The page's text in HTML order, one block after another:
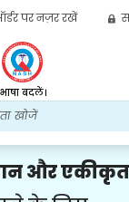
पर नज़र रखें
बदलें।
और